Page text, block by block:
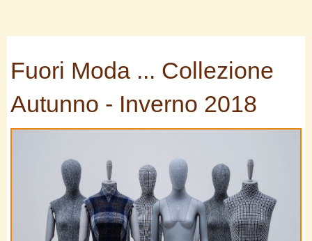
Fuori Moda ... Collezione
Autunno - Inverno 2018